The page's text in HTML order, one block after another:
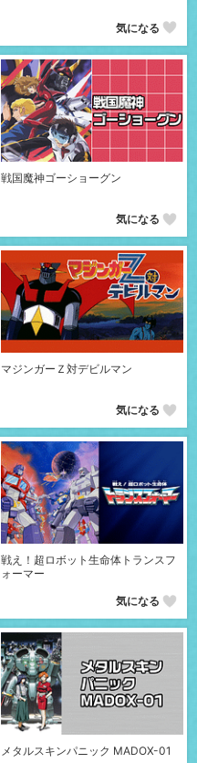
気になる
戦国魔神ゴーショーグン
気になる
マジンガーＺ対デビルマン
気になる
戦え！超ロボット生命体トランスフ
ォーマー
気になる
メタルスキンパニック MADOX-01